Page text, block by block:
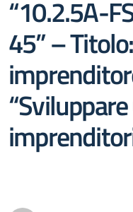
“10.2.5A-
45” –